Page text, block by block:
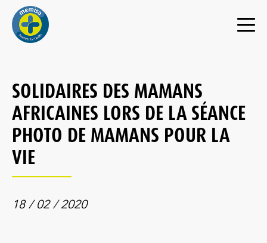
SOLIDAIRES DES MAMANS
AFRICAINES LORS DE LA SÉANCE
PHOTO DE MAMANS POUR LA
VIE
18 / 02 / 2020